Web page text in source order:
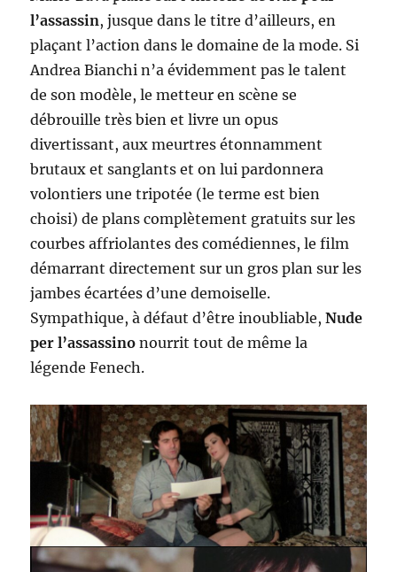
l’assassin, jusque dans le titre d’ailleurs, en
plaçant l’action dans le domaine de la mode. Si
Andrea Bianchi n’a évidemment pas le talent
de son modèle, le metteur en scène se
débrouille très bien et livre un opus
divertissant, aux meurtres étonnamment
brutaux et sanglants et on lui pardonnera
volontiers une tripotée (le terme est bien
choisi) de plans complètement gratuits sur les
courbes affriolantes des comédiennes, le film
démarrant directement sur un gros plan sur les
jambes écartées d’une demoiselle.
Sympathique, à défaut d’être inoubliable,Nude
per l’assassino nourrit tout de même la
légende Fenech.